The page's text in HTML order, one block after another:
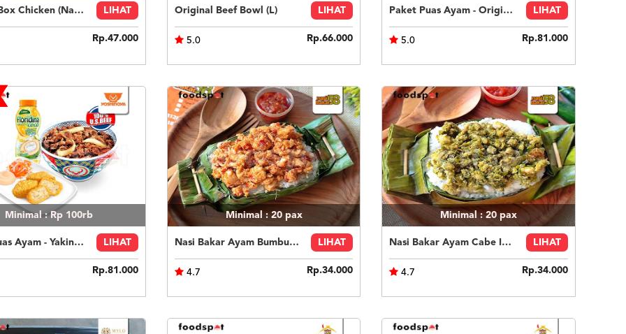
Fingers Box Chicken (Nasi Putih) Silky Pudding LIHAT
Rp.47.000
Original Beef Bowl (L) LIHAT
5.0 Rp.66.000
Paket Puas Ayam - Original Beef Paket Puas (R) LIHAT
5.0 Rp.81.000
Minimal : Rp 100rb
Paket Puas Ayam - Yakiniku Beef Paket Puas (R) LIHAT
Rp.81.000
Minimal : 20 pax
Nasi Bakar Ayam Bumbu Bali + Kerupuk LIHAT
4.7 Rp.34.000
Minimal : 20pax
Nasi Bakar Ayam Cabe Ijo + Kerupuk LIHAT
4.7 Rp.34.000